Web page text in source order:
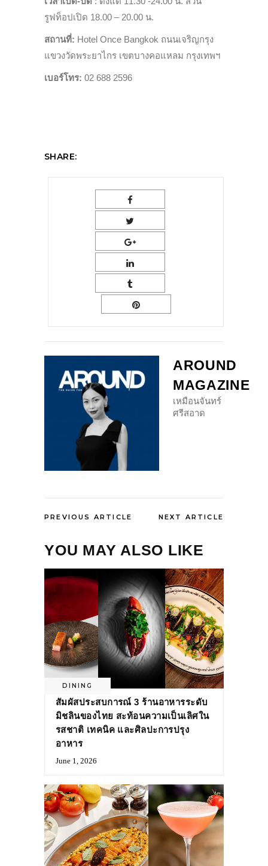
รูฟท็อปเปิด 18.00 – 20.00 น.
สถานที่: Hotel Once Bangkok ถนนเจริญกรุง
แขวงวัดพระยาไกร เขตบางคอแหลม กรุงเทพฯ
เบอร์โทร: 02 688 2596
SHARE:
AROUND
MAGAZINE
เหมือนจันทร์
ศรีสอาด
PREVIOUS ARTICLE NEXT ARTICLE
YOU MAY ALSO LIKE
DINING
สัมผัสประสบการณ์ 3 ร้านอาหารระดับ
มิชลินของไทย สะท้อนความเป็นเลิศใน
รสชาติ เทคนิค และศิลปะการปรุง
อาหาร
June 1, 2026